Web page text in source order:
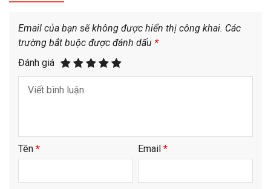
Email của bạn sẽ không được hiển thị công khai. Các
trường bắt buộc được đánh dấu *
Đánh giá
Tên * Email *